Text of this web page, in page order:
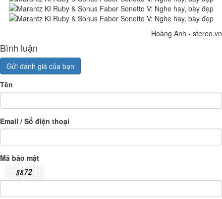
Hoàng Anh - stereo.vn
Bình luận
Gửi đánh giá của bạn
Tên
Email / Số điện thoại
Mã bảo mật